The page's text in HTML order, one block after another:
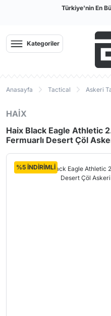
Türkiye'nin En
Kategoriler
Anasayfa Tactical Askeri
HAİX
Haix Black Eagle Athletic
Fermuarlı Desert Çöl
%5 İNDİRİMLİ